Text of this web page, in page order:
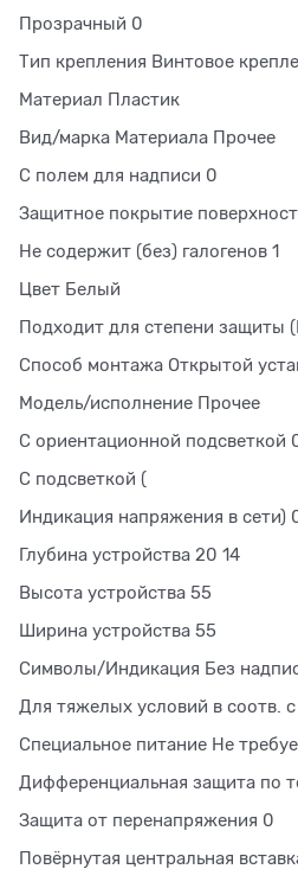
Прозрачный 0
Тип крепления Винтовое
Материал Пластик
Вид/марка Материала Прочее
С полем для надписи 0
Защитное покрытие
Не содержит (без) галогенов 1
Цвет Белый
Подходит для степени защиты
Способ монтажа Открытой
Модель/исполнение Прочее
С ориентационной подсветкой
С подсветкой (
Индикация напряжения в сети)
Глубина устройства 20 14
Высота устройства 55
Ширина устройства 55
Символы/Индикация Без
Для тяжелых условий в соотв. с
Специальное питание Не
Дифференциальная защита по
Защита от перенапряжения 0
Повёрнутая центральная